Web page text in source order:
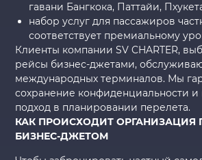
гавани Бангкока, Паттайи,
набор услуг для пассажиров
соответствует премиальному
Клиенты компании SV CHARTER,
рейсы бизнес-джетами,
международных терминалов. Мы
сохранение конфиденциальности
подход в планировании перелета.
КАК ПРОИСХОДИТ ОРГАНИЗАЦИЯ
БИЗНЕС-ДЖЕТОМ